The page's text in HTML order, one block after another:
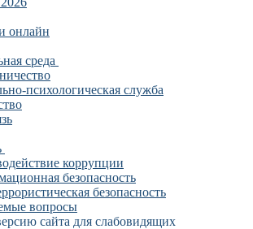
онлайн
среда
психологическая служба
коррупции
безопасность
безопасность
вопросы
сайта для слабовидящих